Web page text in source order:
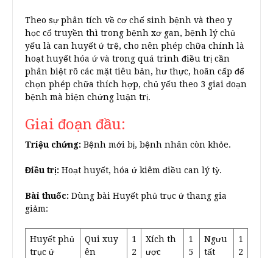
Theo sự phân tích về cơ chế sinh bệnh và theo y
học cổ truyền thì trong bệnh xơ gan, bệnh lý chủ
yếu là can huyết ứ trệ, cho nên phép chữa chính là
hoạt huyết hóa ứ và trong quá trình điều trị cần
phân biệt rõ các mặt tiêu bản, hư thực, hoãn cấp để
chọn phép chữa thích hợp, chủ yếu theo 3 giai đoạn
bệnh mà biện chứng luận trị.
Giai đoạn đầu:
Triệu chứng: Bệnh mới bị, bệnh nhân còn khỏe.
Điều trị: Hoạt huyết, hóa ứ kiêm điều can lý tỳ.
Bài thuốc: Dùng bài Huyết phủ trục ứ thang gia
giảm:
Huyết phủ
trục ứ
Qui xuy
ên
1
2
Xích th
ược
1
5
Ngưu
tất
1
2